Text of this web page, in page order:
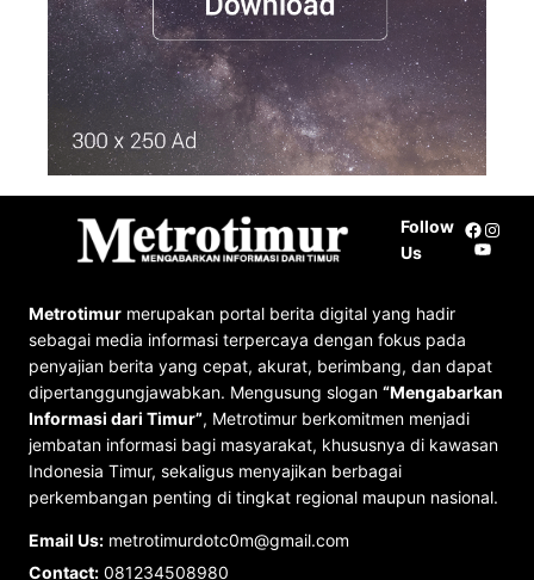
Follow
Us
Metrotimur merupakan portal berita digital yang hadir
sebagai media informasi terpercaya dengan fokus pada
penyajian berita yang cepat, akurat, berimbang, dan dapat
dipertanggungjawabkan. Mengusung slogan “Mengabarkan
Informasi dari Timur”, Metrotimur berkomitmen menjadi
jembatan informasi bagi masyarakat, khususnya di kawasan
Indonesia Timur, sekaligus menyajikan berbagai
perkembangan penting di tingkat regional maupun nasional.
Email Us: metrotimurdotc0m@gmail.com
Contact: 081234508980